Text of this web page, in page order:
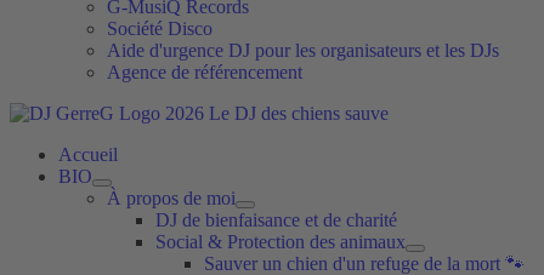
G-MusiQ Records
Société Disco
Aide d'urgence DJ pour les organisateurs et les DJs
Agence de référencement
Accueil
BIO
À propos de moi
DJ de bienfaisance et de charité
Social & Protection des animaux
Sauver un chien d'un refuge de la mort 🐾